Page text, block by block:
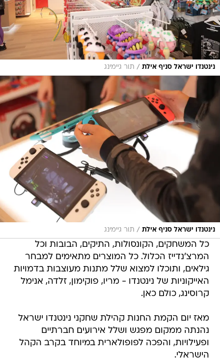
נינטנדו ישראל סניף אילת / תור גיימינג
נינטנדו ישראל סניף אילת / תור גיימינג
כל המשחקים, הקונסולות, התיקים, הבובות וכל
המרצ'נדייז הכלול. כל המוצרים מתאימים למבחר
גילאים, ותוכלו למצוא שלל מתנות מעוצבות בדמויות
האייקוניות של נינטנדו - מריו, פוקימון, זלדה, אנימל
קרוסינג, כולם כאן.
מאז יום הקמת החנות קהילת שחקני נינטנדו ישראל
נהנתה ממקום מפגש ושלל אירועים חברתיים
ופעילויות, והפכה לפופולארית במיוחד בקרב הקהל
הישראלי.